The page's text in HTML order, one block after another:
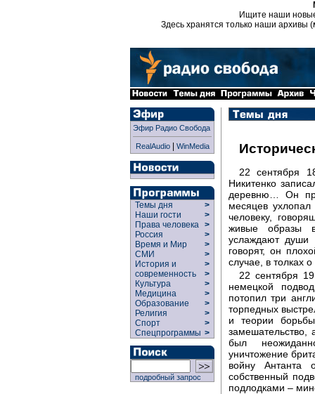
Ищите наши
Здесь хранятся только наши архивы
Эфир Радио Свобода
RealAudio| WinMedia
Темы дня
>
Наши гости
>
Права человека >
Россия
>
Время и Мир
>
СМИ
>
История и
современность
>
>
Культура
>
Медицина
>
Образование
>
Религия
>
Спорт
>
Спецпрограммы >
подробный запрос
22 сентября
Никитенко
деревню… Он
месяцев ухлопал
человеку,
живые образы
услаждают души
говорят, он
случае, в толках
22 сентября
немецкой
потопил три
торпедных
и теории
замешательство,
был
уничтожение
войну Антанта
собственный
подлодками –